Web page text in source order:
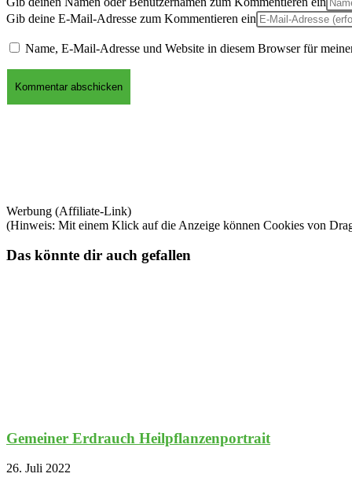
Gib deine E-Mail-Adresse zum Kommentieren ein
Name, E-Mail-Adresse und Website in diesem Browser für
Werbung (Affiliate-Link)
(Hinweis: Mit einem Klick auf die Anzeige können Cookies von
Das könnte dir auch gefallen
Gemeiner Erdrauch Heilpflanzenportrait
26. Juli 2022